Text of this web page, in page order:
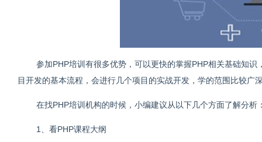
参加PHP培训有很多优势，可以更快的掌握PHP相关基础知
目开发的基本流程，会进行几个项目的实战开发，学的范围比较广
在找PHP培训机构的时候，小编建议从以下几个方面了解分析
1、看PHP课程大纲